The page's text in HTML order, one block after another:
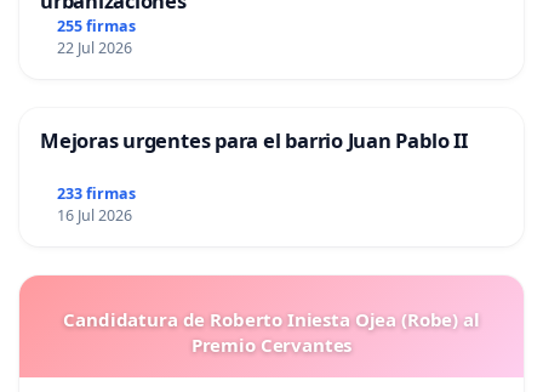
255 firmas
22 Jul 2026
Mejoras urgentes para el barrio Juan Pablo II
233 firmas
16 Jul 2026
Candidatura de Roberto Iniesta Ojea (Robe) al
Premio Cervantes